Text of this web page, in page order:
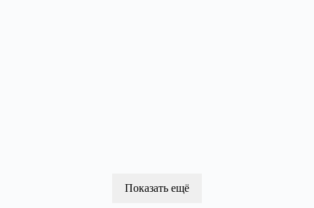
Показать ещё